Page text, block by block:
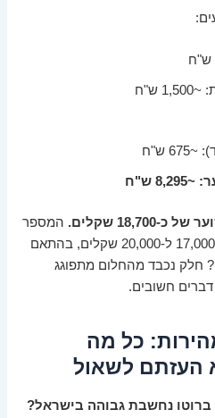
ש"ח
ש"ח
ש"ח
שקלים.
המספר
הזה יכול לנוע בטווח רחב, בין 17,000 ל-20,000 שקלים, בהתאם
חלק נכבד מהחלום מתפוגג
חשובים.
כל מה
העזתם לשאול